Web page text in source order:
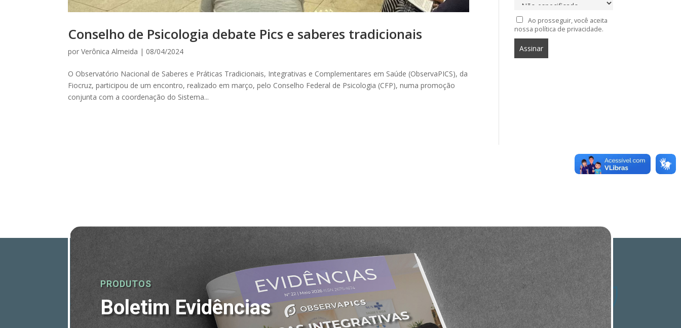
Conselho de Psicologia debate Pics e saberes tradicionais
porVerônica Almeida | 08/04/2024
O Observatório Nacional de Saberes e Práticas Tradicionais, Integrativas e Complementares em Saúde (ObservaPICS), da
Fiocruz, participou de um encontro, realizado em março, pelo Conselho Federal de Psicologia (CFP), numa promoção
conjunta com a coordenação do Sistema...
Ao prosseguir, você aceita
nossa política de privacidade.
PRODUTOS
Boletim Evidências